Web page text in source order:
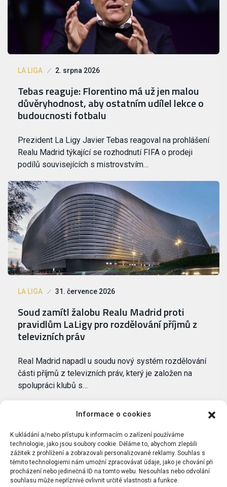
Informace o cookies
K ukládání a/nebo přístupu k informacím o zařízení používáme
technologie, jako jsou soubory cookie. Děláme to, abychom zlepšili
zážitek z prohlížení a zobrazovali personalizované reklamy. Souhlas s
těmito technologiemi nám umožní zpracovávat údaje, jako je chování při
procházení nebo jedinečná ID na tomto webu. Nesouhlas nebo odvolání
souhlasu může nepříznivě ovlivnit určité vlastnosti a funkce.
LA LIGA 2. srpna 2026
Tebas reaguje: Florentino má už jen malou
důvěryhodnost, aby ostatním udílel lekce o
budoucnosti fotbalu
Prezident La Ligy Javier Tebas reagoval na prohlášení
Realu Madrid týkající se rozhodnutí FIFA o prodeji
podílů souvisejících s mistrovstvím…
LA LIGA 31. července 2026
Soud zamítl žalobu Realu Madrid proti
pravidlům LaLigy pro rozdělování příjmů z
televizních práv
Real Madrid napadl u soudu nový systém rozdělování
části příjmů z televizních práv, který je založen na
spolupráci klubů s…